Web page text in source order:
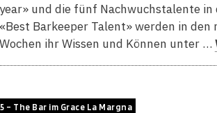
year» und die fünf Nachwuchstalente in
«Best Barkeeper Talent» werden in den
Wochen ihr Wissen und Können unter …
– The Bar im Grace La Margna